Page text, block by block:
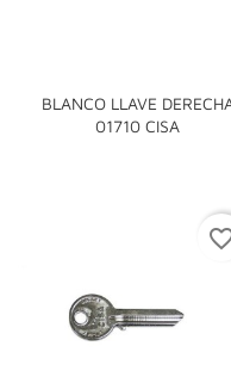
BLANCO LLAVE
01710 CISA